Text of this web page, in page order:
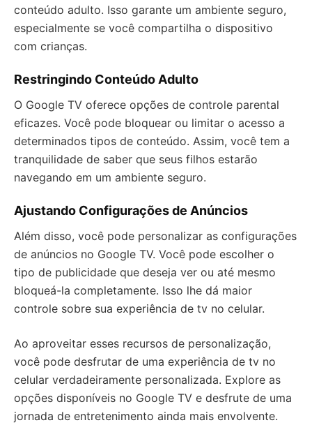
conteúdo adulto. Isso garante um ambiente seguro,
especialmente se você compartilha o dispositivo
com crianças.
Restringindo Conteúdo Adulto
O Google TV oferece opções de controle parental
eficazes. Você pode bloquear ou limitar o acesso a
determinados tipos de conteúdo. Assim, você tem a
tranquilidade de saber que seus filhos estarão
navegando em um ambiente seguro.
Ajustando Configurações de Anúncios
Além disso, você pode personalizar as configurações
de anúncios no Google TV. Você pode escolher o
tipo de publicidade que deseja ver ou até mesmo
bloqueá-la completamente. Isso lhe dá maior
controle sobre sua experiência de tv no celular.
Ao aproveitar esses recursos de personalização,
você pode desfrutar de uma experiência de tv no
celular verdadeiramente personalizada. Explore as
opções disponíveis no Google TV e desfrute de uma
jornada de entretenimento ainda mais envolvente.